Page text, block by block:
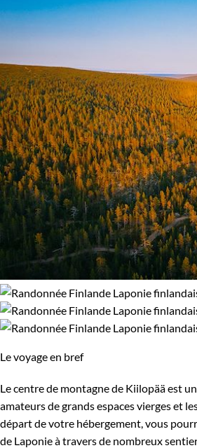
Le voyage en bref
Le centre de montagne de Kiilopää est
amateurs de grands espaces vierges et
départ de votre hébergement, vous
de Laponie à travers de nombreux